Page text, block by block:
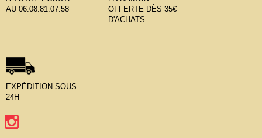
AU 06.08.81.07.58
OFFERTE DÈS 35€
D'ACHATS
EXPÉDITION SOUS
24H